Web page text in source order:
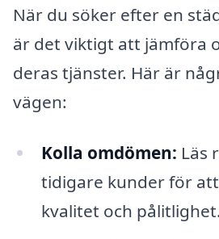
När du söker efter en
är det viktigt att jämföra
deras tjänster. Här är
vägen:
Kolla omdömen: Läs
tidigare kunder för
kvalitet och pålitlighet.